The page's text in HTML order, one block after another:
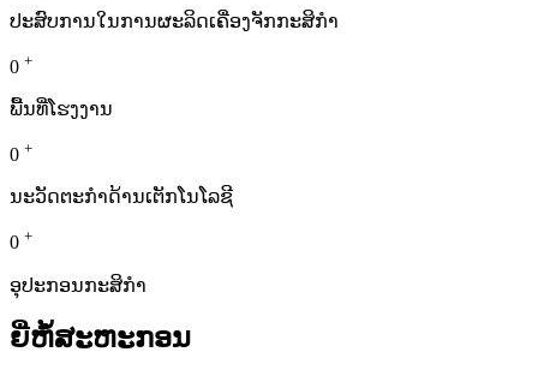
ປະສົບການໃນການຜະລິດເຄື່ອງຈັກກະສິກຳ
0 +
ພື້ນທີ່ໂຮງງານ
0 +
ນະວັດຕະກໍາດ້ານເຕັກໂນໂລຊີ
0 +
ອຸປະກອນກະສິກຳ
ຍີ່ຫໍ້ສະຫະກອນ